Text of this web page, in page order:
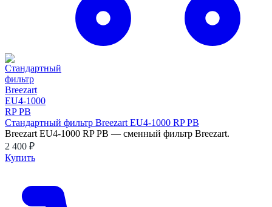
Стандартный фильтр Breezart EU4-1000 RP PB
Breezart EU4-1000 RP PB — сменный фильтр Breezart.
2 400 ₽
Купить